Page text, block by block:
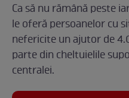
Ca să nu rămână peste
le oferă persoanelor cu
nefericite un ajutor de
parte din cheltuielile
centralei.